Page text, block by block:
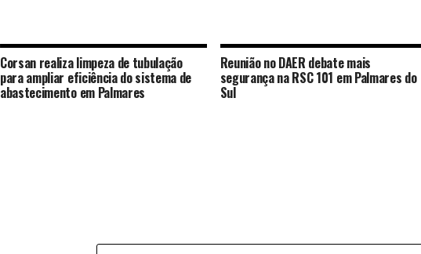
Corsan realiza limpeza de tubulação
para ampliar eficiência do sistema de
abastecimento em Palmares
Reunião no DAER debate mais
segurança na RSC 101 em Palmares do
Sul